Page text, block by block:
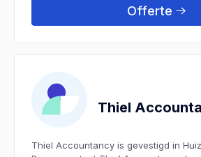
Offerte
Thiel
Thiel Accountancy is gevestigd in